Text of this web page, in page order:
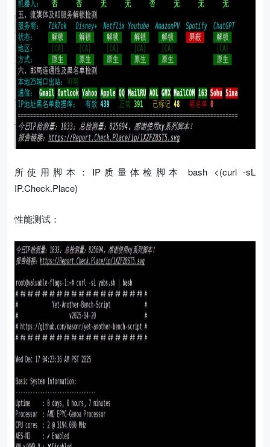
所使用脚本：IP质量体检脚本 bash <(curl -sL
IP.Check.Place)
性能测试：